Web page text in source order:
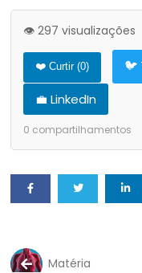
👁️ 297 visualizações
❤️ Curtir (0) 🐦
💼 LinkedIn
0 compartilhamentos
Matéria